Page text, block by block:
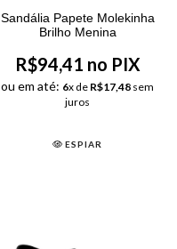
Sandália Papete Molekinha
Brilho Menina
R$94,41 no PIX
ou em até: 6x de R$17,48 sem
juros
ESPIAR